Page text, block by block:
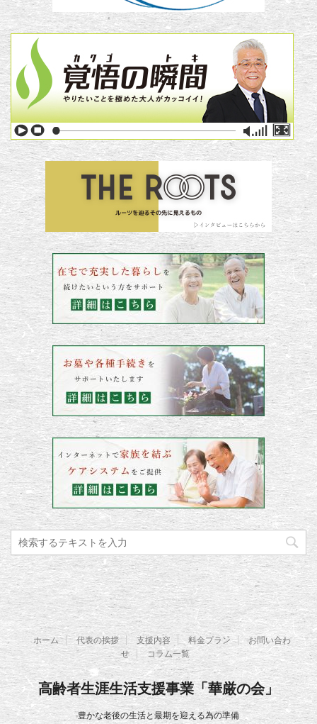
ホーム 代表の挨拶 支援内容 料金プラン
お問い合わ
せ
コラム一覧
高齢者生涯生活支援事業「華厳の会」
豊かな老後の生活と最期を迎える為の準備